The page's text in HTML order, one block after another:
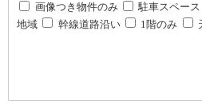
画像つき物件のみ 駐車スペース
地域
幹線道路沿い 1階のみ